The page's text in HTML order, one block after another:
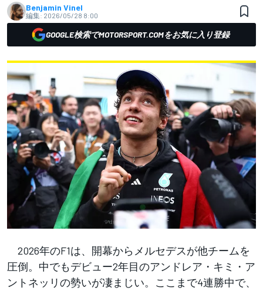
Benjamin Vinel
編集: 2026/05/28 8:00
GOOGLE検索でMOTORSPORT.COMをお気に入り登録
2026年のF1は、開幕からメルセデスが他チームを
圧倒。中でもデビュー2年目のアンドレア・キミ・ア
ントネッリの勢いが凄まじい。ここまで4連勝中で、